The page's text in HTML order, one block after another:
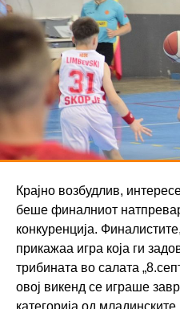
Крајно возбудлив,
беше финалниот
конкуренција. Финалистите,
прикажаа игра која ги
трибината во салата
овој викенд се играше
категорија од